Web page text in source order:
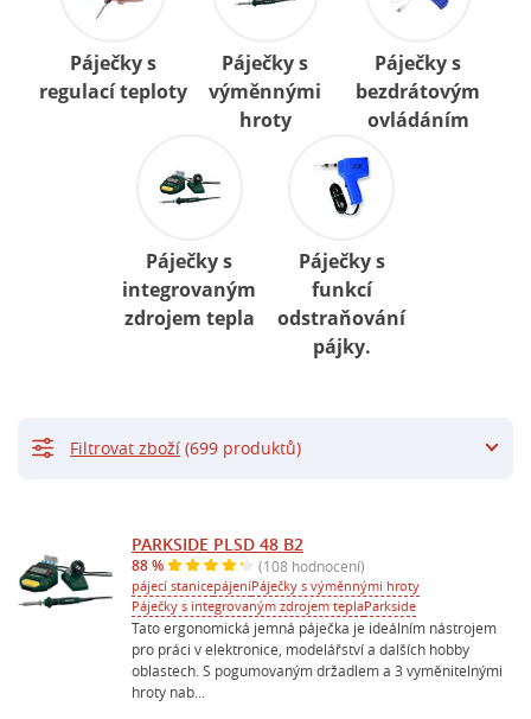
Páječky s
regulací teploty
Páječky s
výměnnými
hroty
Páječky s
bezdrátovým
ovládáním
Páječky s
integrovaným
zdrojem tepla
Páječky s
funkcí
odstraňování
pájky.
PARKSIDE PLSD 48 B2
88 % (108 hodnocení)
pájecí stanicepájeníPáječky s výměnnými hroty
Páječky s integrovaným zdrojem teplaParkside
Tato ergonomická jemná páječka je ideálním nástrojem
pro práci v elektronice, modelářství a dalších hobby
oblastech. S pogumovaným držadlem a 3 vyměnitelnými
hroty nab...
Filtrovat zboží (699 produktů)